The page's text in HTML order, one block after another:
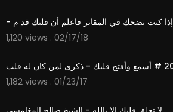
- إذا كنت تضحك في المقابر فاعلم أن قلبك قد م
1,120 views . 02/17/18
1,182 views . 01/23/17